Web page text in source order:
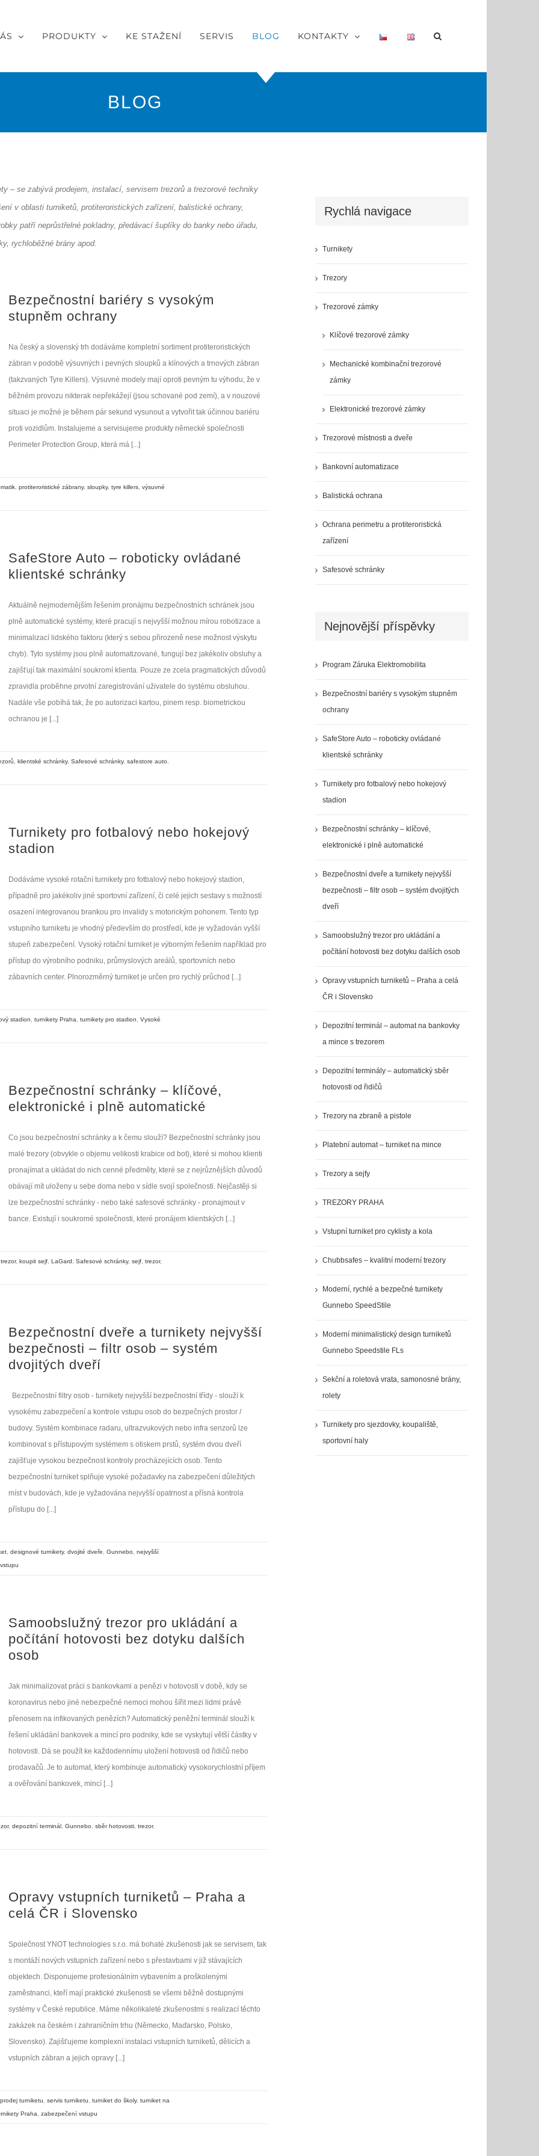
PRODUKTY KE STAŽENÍ SERVIS BLOG KONTAKTY
BLOG
– se zabývá prodejem, instalací, servisem trezorů a trezorové techniky
v oblasti turniketů, protiteroristických zařízení, balistické ochrany,
patří neprůstřelné pokladny, předávací šuplíky do banky nebo úřadu,
rychloběžné brány apod.
Bezpečnostní bariéry s vysokým
stupněm ochrany
Na český a slovenský trh dodáváme kompletní sortiment protiteroristických
zábran v podobě výsuvných i pevných sloupků a klínových a trnových zábran
(takzvaných Tyre Killers). Výsuvné modely mají oproti pevným tu výhodu, že v
běžném provozu nikterak nepřekážejí (jsou schované pod zemí), a v nouzové
situaci je možné je během pár sekund vysunout a vytvořit tak účinnou bariéru
proti vozidlům. Instalujeme a servisujeme produkty německé společnosti
Perimeter Protection Group, která má [...]
protiteroristické zábrany, sloupky, tyre killers výsuvné
SafeStore Auto – roboticky ovládané
klientské schránky
Aktuálně nejmodernějším řešením pronájmu bezpečnostních schránek jsou
plně automatické systémy, které pracují s nejvyšší možnou mírou robotizace a
minimalizací lidského faktoru (který s sebou přirozeně nese možnost výskytu
chyb). Tyto systémy jsou plně automatizované, fungují bez jakékoliv obsluhy a
zajišťují tak maximální soukromí klienta. Pouze ze zcela pragmatických důvodů
zpravidla proběhne prvotní zaregistrování uživatele do systému obsluhou.
Nadále vše pobíhá tak, že po autorizaci kartou, pinem resp. biometrickou
ochranou je [...]
klientské schránky, Safesové schránky, safestore auto
Turnikety pro fotbalový nebo hokejový
stadion
Dodáváme vysoké rotační turnikety pro fotbalový nebo hokejový stadion,
případně pro jakékoliv jiné sportovní zařízení, či celé jejich sestavy s možností
osazení integrovanou brankou pro invalidy s motorickým pohonem. Tento typ
vstupního turniketu je vhodný především do prostředí, kde je vyžadován vyšší
stupeň zabezpečení. Vysoký rotační turniket je výborným řešením například pro
přístup do výrobního podniku, průmyslových areálů, sportovních nebo
zábavních center. Plnorozměrný turniket je určen pro rychlý průchod [...]
stadion turnikety Praha turnikety pro stadion
Vysoké
Bezpečnostní schránky – klíčové,
elektronické i plně automatické
Co jsou bezpečnostní schránky a k čemu slouží? Bezpečnostní schránky jsou
malé trezory (obvykle o objemu velikosti krabice od bot), které si mohou klienti
pronajímat a ukládat do nich cenné předměty, které se z nejrůznějších důvodů
obávají mít uloženy u sebe doma nebo v sídle svojí společnosti. Nejčastěji si
lze bezpečnostní schránky - nebo také safesové schránky - pronajmout v
bance. Existují i soukromé společnosti, které pronájem klientských [...]
, koupit sejf LaGard Safesové schránky, sejf trezor,
Bezpečnostní dveře a turnikety nejvyšší
bezpečnosti – filtr osob – systém
dvojitých dveří
Bezpečnostní filtry osob - turnikety nejvyšší bezpečnostní třídy - slouží k
vysokému zabezpečení a kontrole vstupu osob do bezpečných prostor /
budovy. Systém kombinace radaru, ultrazvukových nebo infra senzorů lze
kombinovat s přístupovým systémem s otiskem prstů, systém dvou dveří
zajišťuje vysokou bezpečnost kontroly procházejících osob. Tento
bezpečnostní turniket splňuje vysoké požadavky na zabezpečení důležitých
míst v budovách, kde je vyžadována nejvyšší opatrnost a přísná kontrola
přístupu do [...]
designové turnikety, dvojité dveře Gunnebo
nejvyšší
Samoobslužný trezor pro ukládání a
počítání hotovosti bez dotyku dalších
osob
Jak minimalizovat práci s bankovkami a penězi v hotovosti v době, kdy se
koronavirus nebo jiné nebezpečné nemoci mohou šířit mezi lidmi právě
přenosem na infikovaných penězích? Automatický peněžní terminál slouží k
řešení ukládání bankovek a mincí pro podniky, kde se vyskytují větší částky v
hotovosti. Dá se použít ke každodennímu uložení hotovosti od řidičů nebo
prodavačů. Je to automat, který kombinuje automatický vysokorychlostní příjem
a ověřování bankovek, mincí [...]
, depozitní terminál Gunnebo sběr hotovosti trezor,
Opravy vstupních turniketů – Praha a
celá ČR i Slovensko
Společnost YNOT technologies s.r.o. má bohaté zkušenosti jak se servisem, tak
s montáží nových vstupních zařízení nebo s přestavbami v již stávajících
objektech. Disponujeme profesionálním vybavením a proškolenými
zaměstnanci, kteří mají praktické zkušenosti se všemi běžně dostupnými
systémy v České republice. Máme několikaleté zkušenostmi s realizací těchto
zakázek na českém i zahraničním trhu (Německo, Maďarsko, Polsko,
Slovensko). Zajišťujeme komplexní instalaci vstupních turniketů, dělicích a
vstupních zábran a jejich opravy [...]
prodej turniketu servis turniketu turniket do školy, turniket na
Praha zabezpečení vstupu
Rychlá navigace
Turnikety
Trezory
Trezorové zámky
Klíčové trezorové zámky
Mechanické kombinační trezorové
zámky
Elektronické trezorové zámky
Trezorové místnosti a dveře
Bankovní automatizace
Balistická ochrana
Ochrana perimetru a protiteroristická
zařízení
Safesové schránky
Nejnovější příspěvky
Program Záruka Elektromobilita
Bezpečnostní bariéry s vysokým stupněm
ochrany
SafeStore Auto – roboticky ovládané
klientské schránky
Turnikety pro fotbalový nebo hokejový
stadion
Bezpečnostní schránky – klíčové,
elektronické i plně automatické
Bezpečnostní dveře a turnikety nejvyšší
bezpečnosti – filtr osob – systém dvojitých
dveří
Samoobslužný trezor pro ukládání a
počítání hotovosti bez dotyku dalších osob
Opravy vstupních turniketů – Praha a celá
ČR i Slovensko
Depozitní terminál – automat na bankovky
a mince s trezorem
Depozitní terminály – automatický sběr
hotovosti od řidičů
Trezory na zbraně a pistole
Platební automat – turniket na mince
Trezory a sejfy
TREZORY PRAHA
Vstupní turniket pro cyklisty a kola
Chubbsafes – kvalitní moderní trezory
Moderní, rychlé a bezpečné turnikety
Gunnebo SpeedStile
Moderní minimalistický design turniketů
Gunnebo Speedstile FLs
Sekční a roletová vrata, samonosné brány,
rolety
Turnikety pro sjezdovky, koupaliště,
sportovní haly